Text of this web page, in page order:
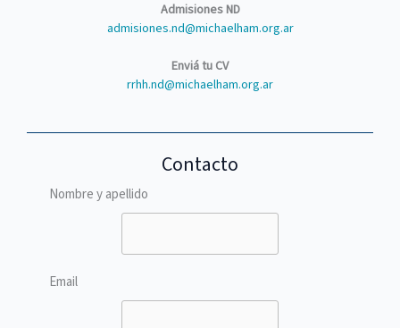
Admisiones ND
admisiones.nd@michaelham.org.ar
Enviá tu CV
rrhh.nd@michaelham.org.ar
Contacto
Nombre y apellido
Email